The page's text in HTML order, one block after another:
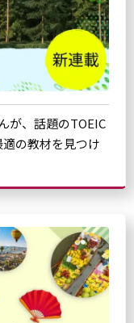
が、話題のTOEIC
の教材を見つけ